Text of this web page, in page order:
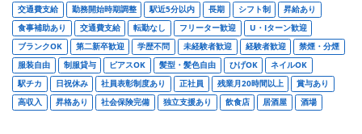
交通費支給
勤務開始時期調整 駅近5分以内 長期 シフト制
昇給あり
食事補助あり
交通費支給 転勤なし フリーター歓迎
U・Iターン歓迎
ブランクOK
第二新卒歓迎 学歴不問 未経験者歓迎 経験者歓迎
禁煙・分煙
服装自由
制服貸与 ピアスOK 髪型・髪色自由 ひげOK
ネイルOK
駅チカ
日祝休み 社員表彰制度あり 正社員 残業月20時間以上
賞与あり
高収入
昇格あり 社会保険完備 独立支援あり 飲食店 居酒屋 酒場